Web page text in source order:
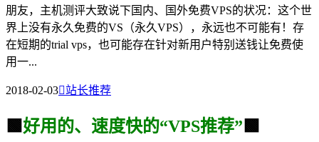
朋友，主机测评大致说下国内、国外免费VPS的状况：这个世
界上没有永久免费的VS（永久VPS），永远也不可能有！存
在短期的trial vps，也可能存在针对新用户特别送钱让免费使
用一...
2018-02-03站长推荐
🟩 好用的、速度快的“VPS推荐” 🟩